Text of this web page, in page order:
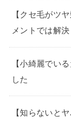
【クセ毛がツ
メントでは解
【小綺麗でい
した
【知らないと